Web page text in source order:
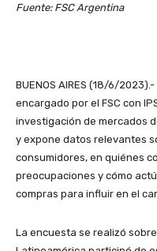
Fuente: FSC Argentina
BUENOS AIRES (18/6/
encargado por el FSC con
investigación de mercados
y expone datos relevantes
consumidores, en quiénes
preocupaciones y cómo
compras para influir en el
La encuesta se realizó